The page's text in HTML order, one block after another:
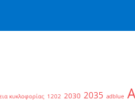
κυκλοφορίας 1202 2030 2035 adblue